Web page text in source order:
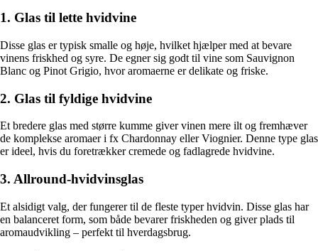
1. Glas til lette hvidvine
Disse glas er typisk smalle og høje, hvilket hjælper med at bevare
vinens friskhed og syre. De egner sig godt til vine som Sauvignon
Blanc og Pinot Grigio, hvor aromaerne er delikate og friske.
2. Glas til fyldige hvidvine
Et bredere glas med større kumme giver vinen mere ilt og fremhæver
de komplekse aromaer i fx Chardonnay eller Viognier. Denne type glas
er ideel, hvis du foretrækker cremede og fadlagrede hvidvine.
3. Allround-hvidvinsglas
Et alsidigt valg, der fungerer til de fleste typer hvidvin. Disse glas har
en balanceret form, som både bevarer friskheden og giver plads til
aromaudvikling – perfekt til hverdagsbrug.